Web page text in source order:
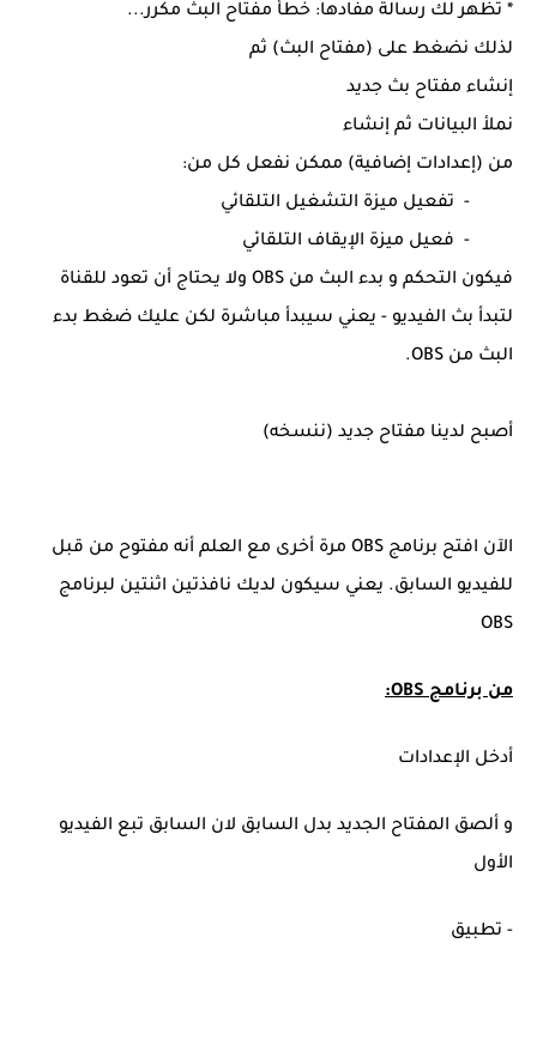
* تظهر لك رسالة مفادها: خطأ مفتاح البث مكرر...
لذلك نضغط على (مفتاح البث) ثم
إنشاء مفتاح بث جديد
نملأ البيانات ثم إنشاء
من (إعدادات إضافية) ممكن نفعل كل من:
- تفعيل ميزة التشغيل التلقائي
- فعيل ميزة الإيقاف التلقائي
فيكون التحكم و بدء البث من OBS ولا يحتاج أن تعود للقناة
لتبدأ بث الفيديو - يعني سيبدأ مباشرة لكن عليك ضغط بدء
البث من OBS.
أصبح لدينا مفتاح جديد (ننسخه)
الآن افتح برنامج OBS مرة أخرى مع العلم أنه مفتوح من قبل
للفيديو السابق. يعني سيكون لديك نافذتين اثنتين لبرنامج
OBS
من برنامج OBS:
أدخل الإعدادات
و ألصق المفتاح الجديد بدل السابق لان السابق تبع الفيديو
الأول
- تطبيق